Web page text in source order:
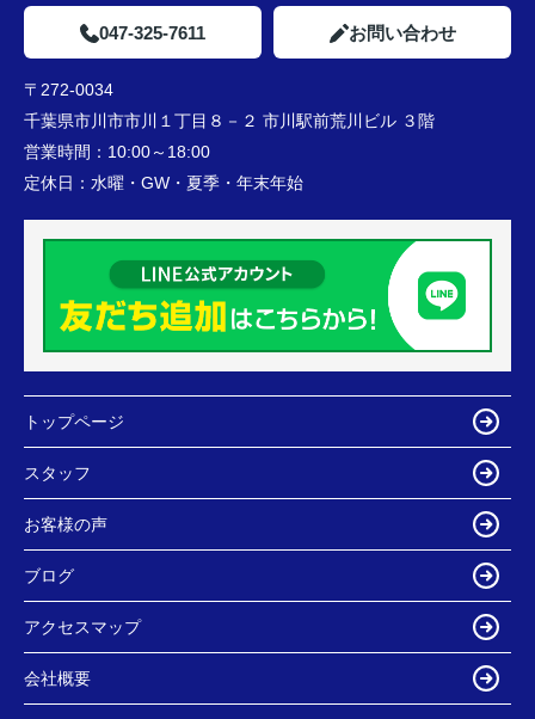
047-325-7611 お問い合わせ
〒272-0034
千葉県市川市市川１丁目８－２ 市川駅前荒川ビル ３階
営業時間： 10:00～18:00
定休日： 水曜・GW・夏季・年末年始
トップページ
スタッフ
お客様の声
ブログ
アクセスマップ
会社概要